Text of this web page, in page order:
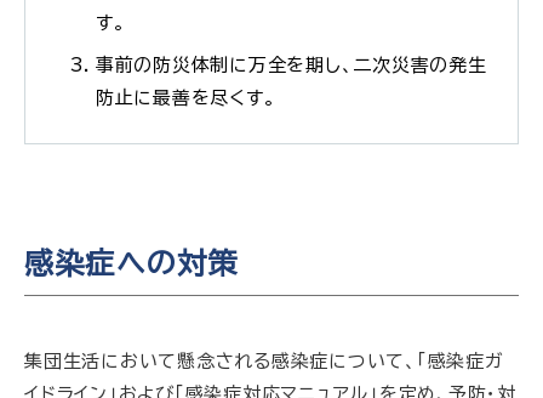
す。
事前の防災体制に万全を期し、二次災害の発生
防止に最善を尽くす。
感染症への対策
集団生活において懸念される感染症について、「感染症ガ
イドライン」および「感染症対応マニュアル」を定め、予防・対